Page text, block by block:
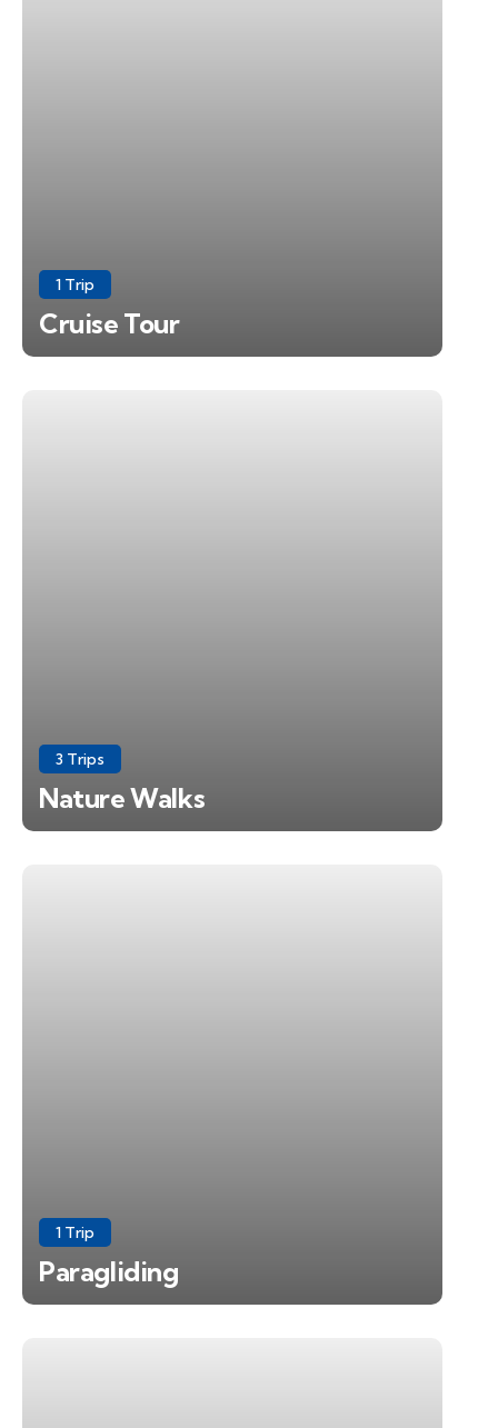
1 Trip
Cruise Tour
3 Trips
Nature Walks
1 Trip
Paragliding